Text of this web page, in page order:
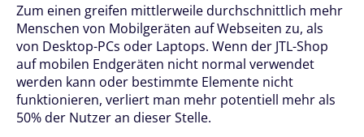
Zum einen greifen mittlerweile durchschnittlich mehr
Menschen von Mobilgeräten auf Webseiten zu, als
von Desktop-PCs oder Laptops. Wenn der JTL-Shop
auf mobilen Endgeräten nicht normal verwendet
werden kann oder bestimmte Elemente nicht
funktionieren, verliert man mehr potentiell mehr als
50% der Nutzer an dieser Stelle.